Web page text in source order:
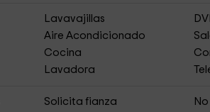
Lavavajillas
Aire Acondicionado
Cocina
Lavadora
Solicita fianza